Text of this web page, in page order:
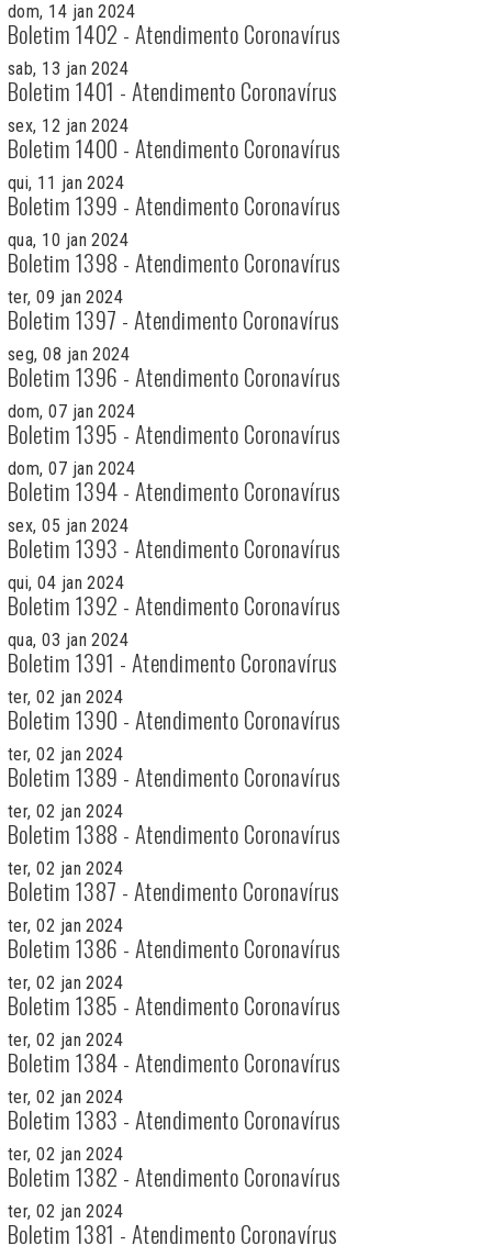
dom, 14 jan 2024
Boletim 1402 - Atendimento Coronavírus
sab, 13 jan 2024
Boletim 1401 - Atendimento Coronavírus
sex, 12 jan 2024
Boletim 1400 - Atendimento Coronavírus
qui, 11 jan 2024
Boletim 1399 - Atendimento Coronavírus
qua, 10 jan 2024
Boletim 1398 - Atendimento Coronavírus
ter, 09 jan 2024
Boletim 1397 - Atendimento Coronavírus
seg, 08 jan 2024
Boletim 1396 - Atendimento Coronavírus
dom, 07 jan 2024
Boletim 1395 - Atendimento Coronavírus
dom, 07 jan 2024
Boletim 1394 - Atendimento Coronavírus
sex, 05 jan 2024
Boletim 1393 - Atendimento Coronavírus
qui, 04 jan 2024
Boletim 1392 - Atendimento Coronavírus
qua, 03 jan 2024
Boletim 1391 - Atendimento Coronavírus
ter, 02 jan 2024
Boletim 1390 - Atendimento Coronavírus
ter, 02 jan 2024
Boletim 1389 - Atendimento Coronavírus
ter, 02 jan 2024
Boletim 1388 - Atendimento Coronavírus
ter, 02 jan 2024
Boletim 1387 - Atendimento Coronavírus
ter, 02 jan 2024
Boletim 1386 - Atendimento Coronavírus
ter, 02 jan 2024
Boletim 1385 - Atendimento Coronavírus
ter, 02 jan 2024
Boletim 1384 - Atendimento Coronavírus
ter, 02 jan 2024
Boletim 1383 - Atendimento Coronavírus
ter, 02 jan 2024
Boletim 1382 - Atendimento Coronavírus
ter, 02 jan 2024
Boletim 1381 - Atendimento Coronavírus